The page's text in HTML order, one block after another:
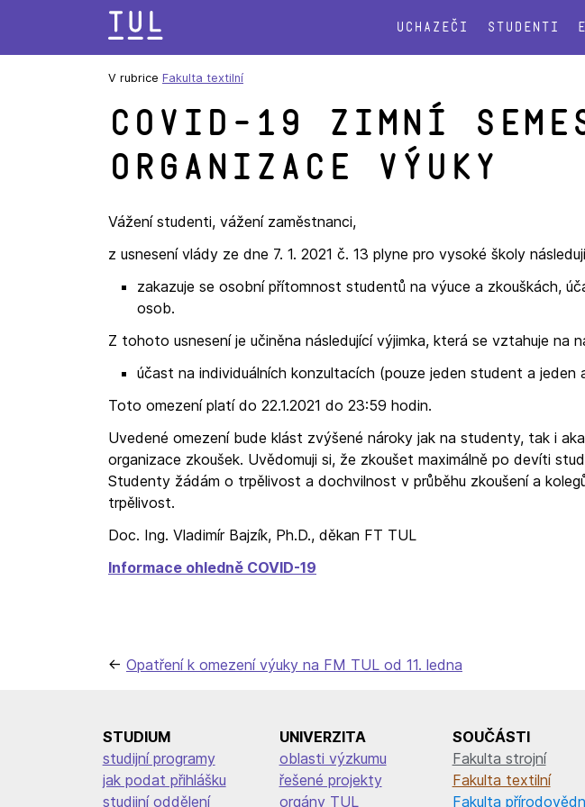
text
Uchazeči Studenti
V rubrice Fakulta textilní
COVID-19 zimní
organizace výuky
Vážení studenti, vážení zaměstnanci,
z usnesení vlády ze dne 7. 1. 2021 č. 13 plyne pro vysoké školy
zakazuje se osobní přítomnost studentů na výuce a zkouškách,
osob.
Z tohoto usnesení je učiněna následující výjimka, která se vztahuje na
účast na individuálních konzultacích (pouze jeden student a jeden
Toto omezení platí do 22.1.2021 do 23:59 hodin.
Uvedené omezení bude klást zvýšené nároky jak na studenty, tak i
organizace zkoušek. Uvědomuji si, že zkoušet maximálně po devíti
Studenty žádám o trpělivost a dochvilnost v průběhu zkoušení a
trpělivost.
Doc. Ing. Vladimír Bajzík, Ph.D., děkan FT TUL
Informace ohledně COVID-19
Navigace
příspěvek
Opatření k omezení výuky na FM TUL od 11. ledna
STUDIUM
studijní programy
jak podat přihlášku
studijní oddělení
UNIVERZITA
oblasti výzkumu
řešené projekty
orgány TUL
SOUČÁSTI
Fakulta strojní
Fakulta textilní
Fakulta